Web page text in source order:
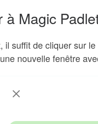
à Magic
il suffit de cliquer sur
nouvelle fenêtre